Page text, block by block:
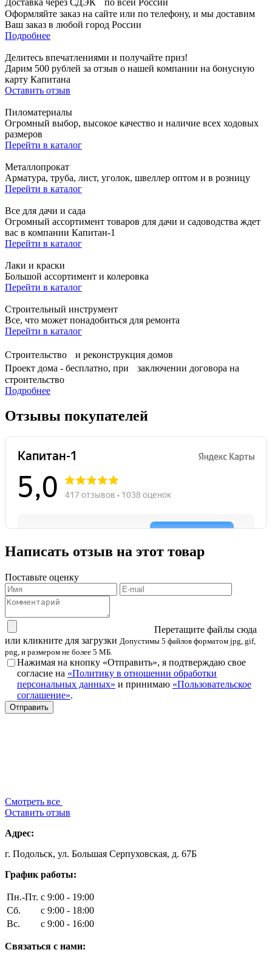
Оформляйте заказ на сайте или по телефону, и мы доставим
Ваш заказ в любой город России
Подробнее
Делитесь впечатлениями и получайте приз!
Дарим 500 рублей за отзыв о нашей компании на бонусную
карту Капитана
Оставить отзыв
Пиломатериалы
Огромный выбор, высокое качество и наличие всех ходовых
размеров
Перейти в каталог
Металлопрокат
Арматура, труба, лист, уголок, швеллер оптом и в розницу
Перейти в каталог
Все для дачи и сада
Огромный ассортимент товаров для дачи и садоводства ждет
вас в компании Капитан-1
Перейти в каталог
Лаки и краски
Большой ассортимент и колеровка
Перейти в каталог
Строительный инструмент
Все, что может понадобиться для ремонта
Перейти в каталог
Строительство и реконструкция домов
Проект дома - бесплатно, при заключении договора на
строительство
Подробнее
Отзывы покупателей
Написать отзыв на этот товар
Поставьте оценку
Перетащите файлы сюда
или кликните для загрузки Допустимы 5 файлов форматом jpg, gif,
png, и размером не более 5 МБ.
Нажимая на кнопку «Отправить», я подтверждаю свое
согласие на «Политику в отношении обработки
персональных данных» и принимаю «Пользовательское
соглашение».
Смотреть все
Оставить отзыв
Адрес:
г. Подольск, ул. Большая Серпуховская, д. 67Б
График работы:
Пн.-Пт. с 9:00 - 19:00
Сб.
с 9:00 - 18:00
Вс.
с 9:00 - 16:00
Связаться с нами: